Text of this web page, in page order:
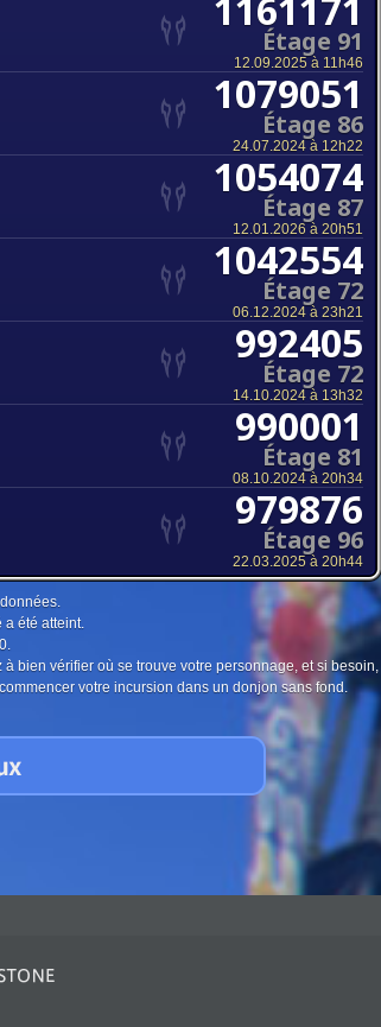
Étage 91
12.09.2025 à 11h46
1079051
Étage 86
24.07.2024 à 12h22
1054074
Étage 87
12.01.2026 à 20h51
1042554
Étage 72
06.12.2024 à 23h21
992405
Étage 72
14.10.2024 à 13h32
990001
Étage 81
08.10.2024 à 20h34
979876
Étage 96
22.03.2025 à 20h44
a été atteint.
bien vérifier où se trouve votre personnage, et si besoin,
votre incursion dans un donjon sans fond.